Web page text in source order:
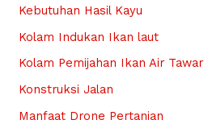
Kebutuhan Hasil Kayu
Kolam Indukan Ikan laut
Kolam Pemijahan Ikan Air Tawar
Konstruksi Jalan
Manfaat Drone Pertanian